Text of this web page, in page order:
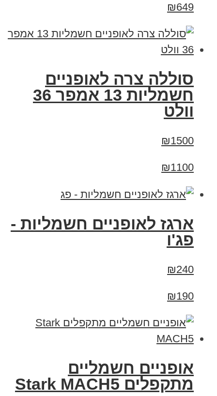
₪649
סוללה צרה לאופניים
חשמליות 13 אמפר 36
וולט
₪1500
₪1100
ארגז לאופניים חשמליות -
פג'ו
₪240
₪190
‏אופניים חשמליים
‏מתקפלים Stark MACH5